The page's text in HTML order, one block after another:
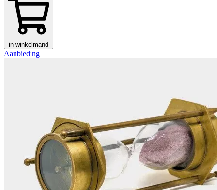
in winkelmand
Aanbieding